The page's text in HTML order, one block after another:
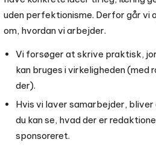
uden perfektionisme. Derfor går vi
om, hvordan vi arbejder.
Vi forsøger at skrive praktisk,
kan bruges i virkeligheden (med
der).
Hvis vi laver samarbejder,
du kan se, hvad der er
sponsoreret.